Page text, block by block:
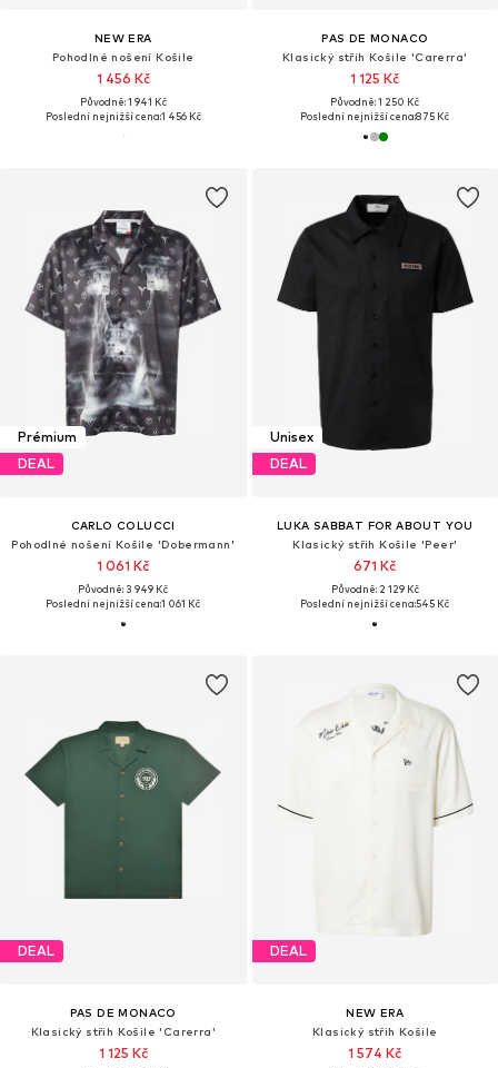
NEW ERA
Pohodlné nošení Košile
1 456 Kč
Původně: 1 941 Kč
Poslední nejnižší cena:1 456 Kč
PAS DE MONACO
Klasický střih Košile 'Carerra'
1 125 Kč
Původně: 1 250 Kč
Poslední nejnižší cena:875 Kč
Prémium
DEAL
CARLO COLUCCI
Pohodlné nošení Košile 'Dobermann'
1 061 Kč
Původně: 3 949 Kč
Poslední nejnižší cena:1 061 Kč
Unisex
DEAL
LUKA SABBAT FOR ABOUT YOU
Klasický střih Košile 'Peer'
671 Kč
Původně: 2 129 Kč
Poslední nejnižší cena:545 Kč
DEAL
PAS DE MONACO
Klasický střih Košile 'Carerra'
1 125 Kč
DEAL
NEW ERA
Klasický střih Košile
1 574 Kč